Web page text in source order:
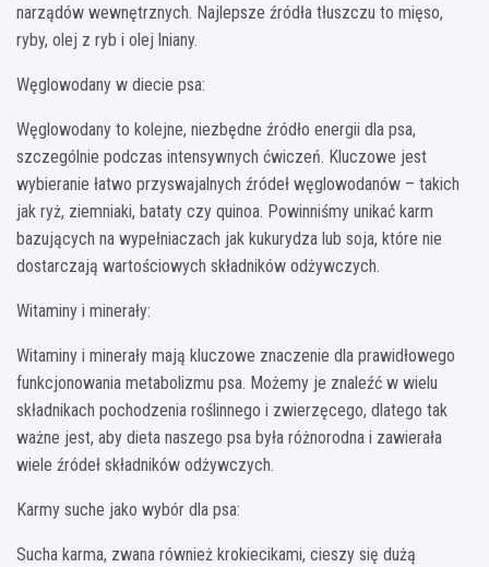
narządów wewnętrznych. Najlepsze źródła tłuszczu to mięso,
ryby, olej z ryb i olej lniany.
Węglowodany w diecie psa:
Węglowodany to kolejne, niezbędne źródło energii dla psa,
szczególnie podczas intensywnych ćwiczeń. Kluczowe jest
wybieranie łatwo przyswajalnych źródeł węglowodanów – takich
jak ryż, ziemniaki, bataty czy quinoa. Powinniśmy unikać karm
bazujących na wypełniaczach jak kukurydza lub soja, które nie
dostarczają wartościowych składników odżywczych.
Witaminy i minerały:
Witaminy i minerały mają kluczowe znaczenie dla prawidłowego
funkcjonowania metabolizmu psa. Możemy je znaleźć w wielu
składnikach pochodzenia roślinnego i zwierzęcego, dlatego tak
ważne jest, aby dieta naszego psa była różnorodna i zawierała
wiele źródeł składników odżywczych.
Karmy suche jako wybór dla psa:
Sucha karma, zwana również krokiecikami, cieszy się dużą